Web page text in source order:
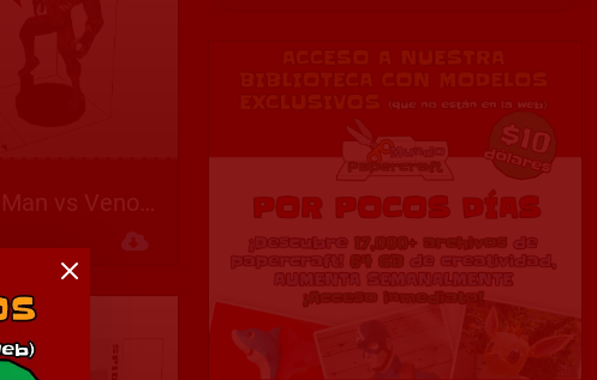
Spider-Man vs Venom